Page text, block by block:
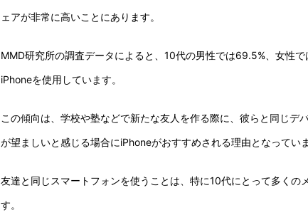
ェアが非常に高いことにあります。
MMD研究所の調査データによると、10代の男性では69.5%、女性
iPhoneを使用しています。
この傾向は、学校や塾などで新たな友人を作る際に、彼らと同じデ
が望ましいと感じる場合にiPhoneがおすすめされる理由となっていま
友達と同じスマートフォンを使うことは、特に10代にとって多くの
す。